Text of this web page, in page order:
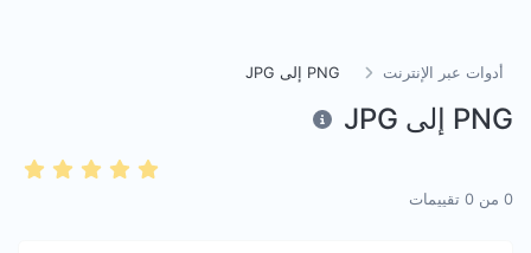
أدوات عبر الإنترنت PNG إلى JPG
PNG إلى JPG
0من 0تقييمات